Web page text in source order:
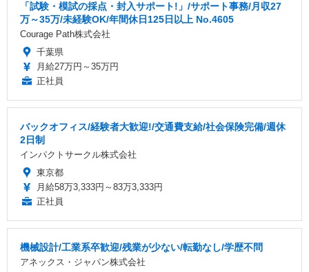
「試験・模試の採点・封入サポート!」/サポート事務/月収27
万～35万/未経験OK/年間休日125日以上 No.4605
Courage Path株式会社
千葉県
月給27万円～35万円
正社員
バックオフィス/経験者大歓迎!/交通費支給/社会保険完備/週休
2日制
インパクトサークル株式会社
東京都
月給58万3,333円～83万3,333円
正社員
機械設計/工業系卒歓迎/残業が少ない/転勤なし/学歴不問
アネックス・ジャパン株式会社